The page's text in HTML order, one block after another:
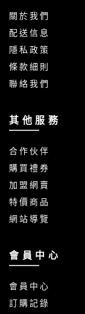
關 於 我 們
配 送 信 息
隱 私 政 策
條 款 細 則
聯 絡 我 們
其 他 服 務
合 作 伙 伴
購 買 禮 券
加 盟 網 賣
特 價 商 品
網 站 導 覽
會 員 中 心
會 員 中 心
訂 購 記 錄